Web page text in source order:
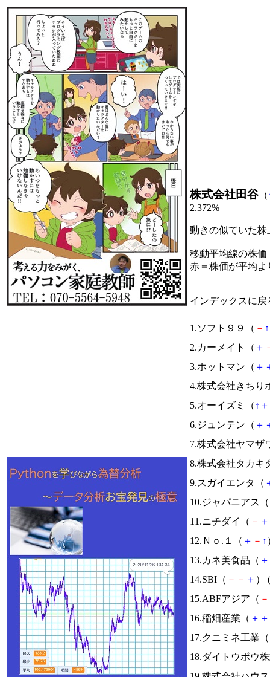
株式会社田谷（
2.372%
動きの似ていた
移動平均線の株価
赤＝株価が平均
インデックスに戻
1.ソフト９９（ － ↑
2.カーメイト（ ＋
3.ホットマン（ ＋
4.株式会社きちり
5.オーイズミ（ ↑ ＋
6.ジュンテン（ ＋
7.株式会社ヤマザ
8.株式会社タカキ
9.スガイエンタ（
10.ジャパニアス（
11.ニチダイ（ － ＋
12.Ｎｏ.１（ ＋ － ↑
13.カネ美食品（ ＋
14.SBI（ － － ＋ ） (
15.ABFアジア（ －
16.稲畑産業（ ＋ ＋
17.クニミネ工業（
18.ダイトウボウ